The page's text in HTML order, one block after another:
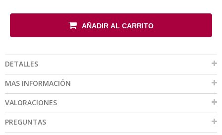
AÑADIR AL CARRITO
DETALLES
MAS INFORMACIÓN
VALORACIONES
PREGUNTAS